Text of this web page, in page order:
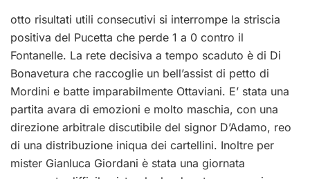
otto risultati utili consecutivi si interrompe la striscia
positiva del Pucetta che perde 1 a 0 contro il
Fontanelle. La rete decisiva a tempo scaduto è di Di
Bonavetura che raccoglie un bell’assist di petto di
Mordini e batte imparabilmente Ottaviani. E’ stata una
partita avara di emozioni e molto maschia, con una
direzione arbitrale discutibile del signor D’Adamo, reo
di una distribuzione iniqua dei cartellini. Inoltre per
mister Gianluca Giordani è stata una giornata